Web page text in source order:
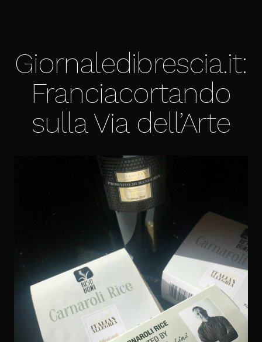
Giornaledibrescia.it:
Franciacortando
sulla Via dell’Arte